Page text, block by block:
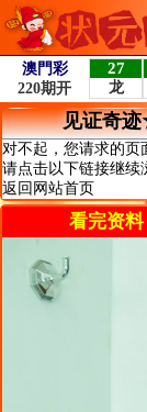
见证奇
对不起，您请求的页
请点击以下链接继续
返回网站首页
看完资料